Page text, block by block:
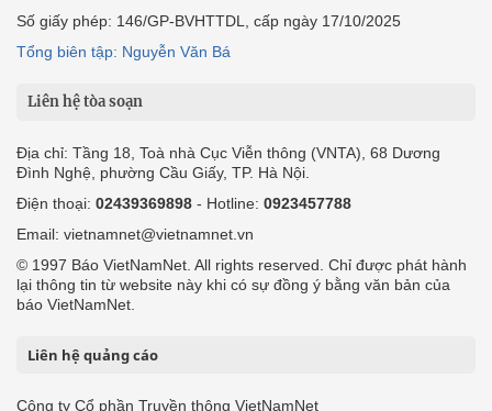
Số giấy phép: 146/GP-BVHTTDL, cấp ngày 17/10/2025
Tổng biên tập: Nguyễn Văn Bá
Liên hệ tòa soạn
Địa chỉ: Tầng 18, Toà nhà Cục Viễn thông (VNTA), 68 Dương
Đình Nghệ, phường Cầu Giấy, TP. Hà Nội.
Điện thoại: 02439369898 - Hotline: 0923457788
Email: vietnamnet@vietnamnet.vn
© 1997 Báo VietNamNet. All rights reserved. Chỉ được phát hành
lại thông tin từ website này khi có sự đồng ý bằng văn bản của
báo VietNamNet.
Liên hệ quảng cáo
Công ty Cổ phần Truyền thông VietNamNet